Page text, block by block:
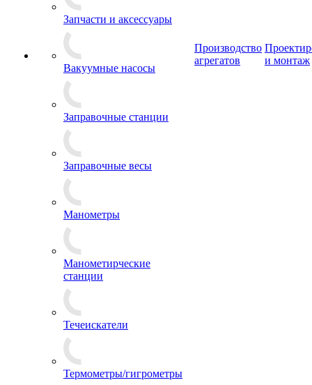
Запчасти и аксессуары
Вакуумные насосы
Заправочные станции
Заправочные весы
Манометры
Манометирческие
станции
Течеискатели
Термометры/гигрометры
Производство
агрегатов
и монтаж